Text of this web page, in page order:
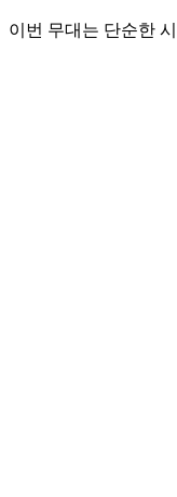
이번 무대는 단순한